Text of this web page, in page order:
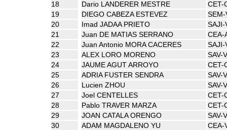
18
Dario LANDERER MESTRE
CET-
19
DIEGO CABEZA ESTEVEZ
SEM-
20
Imad JADAA PRIETO
SAJI-
21
Juan DE MATIAS SERRANO
CEA-
22
Juan Antonio MORA CACERES
SAJI-
23
ALEX LORO MORENO
SAV-V
24
JAUME AGUT ARROYO
CET-
25
ADRIA FUSTER SENDRA
SAV-V
26
Lucien ZHOU
SAV-V
27
Joel CENTELLES
CET-
28
Pablo TRAVER MARZA
CET-
29
JOAN CATALA ORENGO
SAV-V
30
ADAM MAGDALENO YU
CEA-